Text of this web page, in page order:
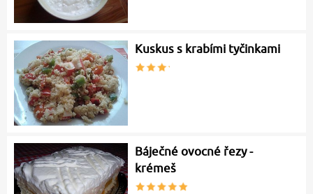
Kuskus s krabími tyčinkami
Báječné ovocné řezy -
krémeš